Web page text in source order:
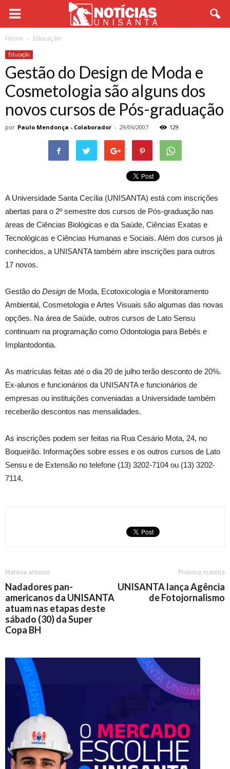
Home Educação
Educação
Gestão do Design de Moda e
Cosmetologia são alguns dos
novos cursos de Pós-graduação
por Paulo Mendonça - Colaborador - 29/06/2007 129
A Universidade Santa Cecília (UNISANTA) está com inscrições
abertas para o 2º semestre dos cursos de Pós-graduação nas
áreas de Ciências Biológicas e da Saúde, Ciências Exatas e
Tecnológicas e Ciências Humanas e Sociais. Além dos cursos já
conhecidos, a UNISANTA também abre inscrições para outros
17 novos.
Gestão do Design de Moda, Ecotoxicologia e Monitoramento
Ambiental, Cosmetologia e Artes Visuais são algumas das novas
opções. Na área de Saúde, outros cursos de Lato Sensu
continuam na programação como Odontologia para Bebês e
Implantodontia.
As matrículas feitas até o dia 20 de julho terão desconto de 20%.
Ex-alunos e funcionários da UNISANTA e funcionários de
empresas ou instituições conveniadas a Universidade também
receberão descontos nas mensalidades.
As inscrições podem ser feitas na Rua Cesário Mota, 24, no
Boqueirão. Informações sobre esses e os outros cursos de Lato
Sensu e de Extensão no telefone (13) 3202-7104 ou (13) 3202-
7114.
Matéria anterior
Nadadores pan-
americanos da UNISANTA
atuam nas etapas deste
sábado (30) da Super
Copa BH
Próxima matéria
UNISANTA lança Agência
de Fotojornalismo